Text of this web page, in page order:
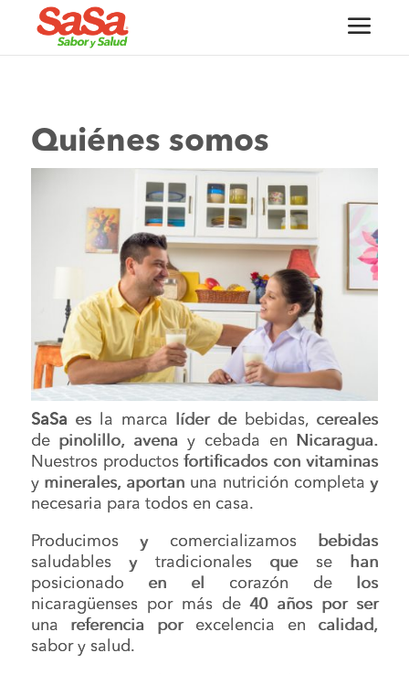
Quiénes somos
SaSa es la marca líder de bebidas, cereales
de pinolillo, avena y cebada en Nicaragua.
Nuestros productos fortificados con vitaminas
y minerales, aportan una nutrición completa y
necesaria para todos en casa.
Producimos y comercializamos bebidas
saludables y tradicionales que se han
posicionado en el corazón de los
nicaragüenses por más de 40 años por ser
una referencia por excelencia en calidad,
sabor y salud.